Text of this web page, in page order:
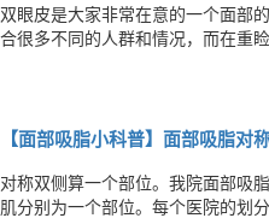
双眼皮是大家非常在意的一个面部
合很多不同的人群和情况，而在重
【面部吸脂小科普】面部吸脂对
对称双侧算一个部位。我院面部吸
肌分别为一个部位。每个医院的划